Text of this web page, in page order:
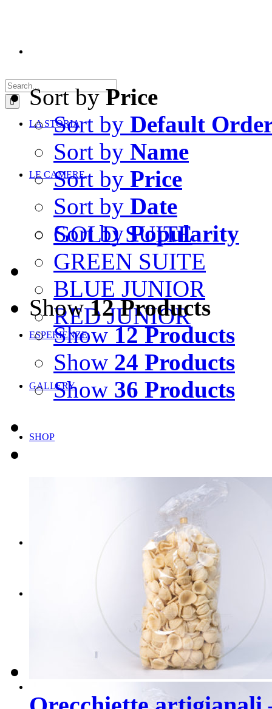
for:
LA STORIA
LE CAMERE
GOLD SUITE
GREEN SUITE
BLUE JUNIOR
RED JUNIOR
ESPERIENZE
GALLERY
SHOP
Scegli il tuo BOX
Scegli i tuoi
Sort byPrice
Sort by Default
Sort by Name
Sort by Price
Sort by Date
Sort byPopularity
Show12 Products
Show12 Products
Show 24 Products
Show 36 Products